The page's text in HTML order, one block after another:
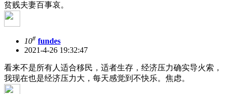
贫贱夫妻百事哀。
10# fundes
2021-4-26 19:32:47
看来不是所有人适合移民，适者生存，经济压力确实导火索，
我现在也是经济压力大，每天感觉到不快乐。焦虑。